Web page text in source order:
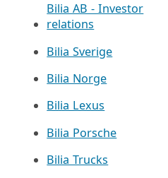
Bilia AB - Investor
relations
Bilia Sverige
Bilia Norge
Bilia Lexus
Bilia Porsche
Bilia Trucks